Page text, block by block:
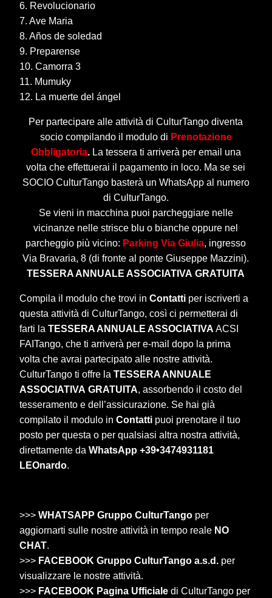
6. Revolucionario
7. Ave Maria
8. Años de soledad
9. Preparense
10. Camorra 3
11. Mumuky
12. La muerte del ángel
Per partecipare alle attività di CulturTango diventa
socio compilando il modulo di Prenotazione
Obbligatoria. La tessera ti arriverà per email una
volta che effettuerai il pagamento in loco. Ma se sei
SOCIO CulturTango basterà un WhatsApp al numero
di CulturTango.
Se vieni in macchina puoi parcheggiare nelle
vicinanze nelle strisce blu o bianche oppure nel
parcheggio più vicino: Parking Via Giulia, ingresso
Via Bravaria, 8 (di fronte al ponte Giuseppe Mazzini).
TESSERA ANNUALE ASSOCIATIVA GRATUITA
Compila il modulo che trovi inContatti per iscriverti a
questa attività di CulturTango, così ci permetterai di
farti laTESSERA ANNUALE ASSOCIATIVA ACSI
FAITango, che ti arriverà per e-mail dopo la prima
volta che avrai partecipato alle nostre attività.
CulturTango ti offre laTESSERA ANNUALE
ASSOCIATIVA GRATUITA, assorbendo il costo del
tesseramento e dell’assicurazione. Se hai già
compilato il modulo inContatti puoi prenotare il tuo
posto per questa o per qualsiasi altra nostra attività,
direttamente da WhatsApp +39•3474931181
LEOnardo.
>>>WHATSAPP Gruppo CulturTango per
aggiornarti sulle nostre attività in tempo reale NO
CHAT.
>>> FACEBOOK Gruppo CulturTango a.s.d. per
visualizzare le nostre attività.
>>> FACEBOOK Pagina Ufficiale di CulturTango per